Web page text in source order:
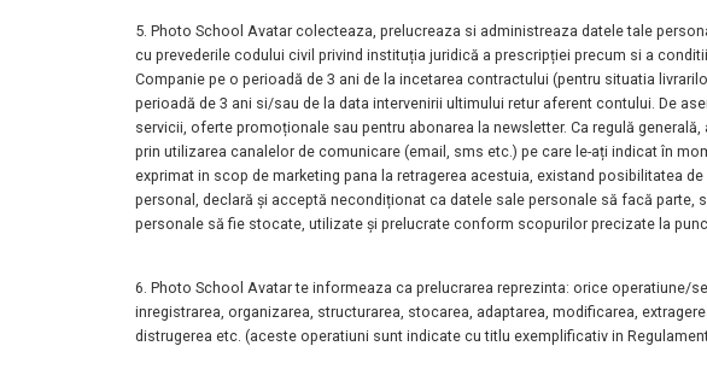
5. Photo School Avatar colecteaza, prelucreaza si administreaza datele tale
cu prevederile codului civil privind instituția juridică a prescripției precum si a
Companie pe o perioadă de 3 ani de la incetarea contractului (pentru situatia
perioadă de 3 ani si/sau de la data intervenirii ultimului retur aferent contului. De
servicii, oferte promoționale sau pentru abonarea la newsletter. Ca regulă
prin utilizarea canalelor de comunicare (email, sms etc.) pe care le-ați indicat în
exprimat in scop de marketing pana la retragerea acestuia, existand posibilitatea
personal, declară și acceptă necondiționat ca datele sale personale să facă parte,
personale să fie stocate, utilizate și prelucrate conform scopurilor precizate la
6. Photo School Avatar te informeaza ca prelucrarea reprezinta: orice operatiune/
inregistrarea, organizarea, structurarea, stocarea, adaptarea, modificarea,
distrugerea etc. (aceste operatiuni sunt indicate cu titlu exemplificativ in